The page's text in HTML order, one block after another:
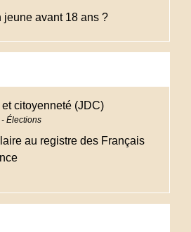
jeune avant 18 ans ?
citoyenneté (JDC)
Élections
au registre des Français